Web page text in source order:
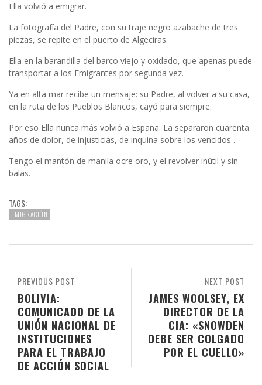
Ella volvió a emigrar.
La fotografía del Padre, con su traje negro azabache de tres
piezas, se repite en el puerto de Algeciras.
Ella en la barandilla del barco viejo y oxidado, que apenas puede
transportar a los Emigrantes por segunda vez.
Ya en alta mar recibe un mensaje: su Padre, al volver a su casa,
en la ruta de los Pueblos Blancos, cayó para siempre.
Por eso Ella nunca más volvió a España. La separaron cuarenta
años de dolor, de injusticias, de inquina sobre los vencidos .
Tengo el mantón de manila ocre oro, y el revolver inútil y sin
balas.
TAGS:
EMIGRACIÓN
NEXT POST
JAMES WOOLSEY, EX
DIRECTOR DE LA
CIA: «SNOWDEN
DEBE SER COLGADO
POR EL CUELLO»
PREVIOUS POST
BOLIVIA:
COMUNICADO DE LA
UNIÓN NACIONAL DE
INSTITUCIONES
PARA EL TRABAJO
DE ACCIÓN SOCIAL